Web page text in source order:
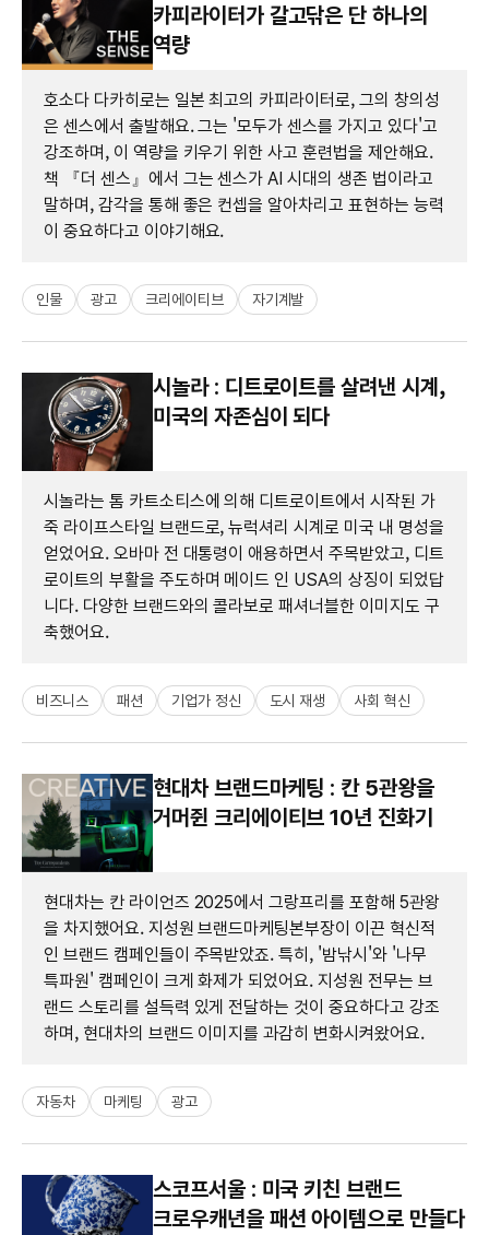
카피라이터가 갈고닦은 단 하나의
역량
호소다 다카히로는 일본 최고의 카피라이터로, 그의 창의성
은 센스에서 출발해요. 그는 '모두가 센스를 가지고 있다'고
강조하며, 이 역량을 키우기 위한 사고 훈련법을 제안해요.
책 『더 센스』에서 그는 센스가 AI 시대의 생존 법이라고
말하며, 감각을 통해 좋은 컨셉을 알아차리고 표현하는 능력
이 중요하다고 이야기해요.
인물 광고 크리에이티브 자기계발
시놀라 : 디트로이트를 살려낸 시계,
미국의 자존심이 되다
시놀라는 톰 카트소티스에 의해 디트로이트에서 시작된 가
죽 라이프스타일 브랜드로, 뉴럭셔리 시계로 미국 내 명성을
얻었어요. 오바마 전 대통령이 애용하면서 주목받았고, 디트
로이트의 부활을 주도하며 메이드 인 USA의 상징이 되었답
니다. 다양한 브랜드와의 콜라보로 패셔너블한 이미지도 구
축했어요.
비즈니스 패션 기업가 정신 도시 재생 사회 혁신
현대차 브랜드마케팅 : 칸 5관왕을
거머쥔 크리에이티브 10년 진화기
현대차는 칸 라이언즈 2025에서 그랑프리를 포함해 5관왕
을 차지했어요. 지성원 브랜드마케팅본부장이 이끈 혁신적
인 브랜드 캠페인들이 주목받았죠. 특히, '밤낚시'와 '나무
특파원' 캠페인이 크게 화제가 되었어요. 지성원 전무는 브
랜드 스토리를 설득력 있게 전달하는 것이 중요하다고 강조
하며, 현대차의 브랜드 이미지를 과감히 변화시켜왔어요.
자동차 마케팅 광고
스코프서울 : 미국 키친 브랜드
크로우캐년을 패션 아이템으로 만들다